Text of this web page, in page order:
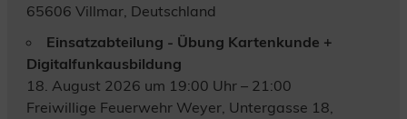
65606 Villmar, Deutschland
Einsatzabteilung - Übung Kartenkunde +
Digitalfunkausbildung
18. August 2026 um 19:00 Uhr – 21:00
Freiwillige Feuerwehr Weyer, Untergasse 18,